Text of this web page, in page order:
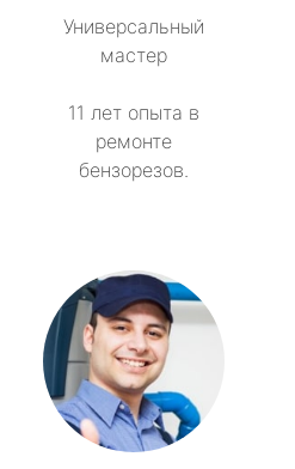
Универсальный
мастер
11 лет опыта в
ремонте
бензорезов.